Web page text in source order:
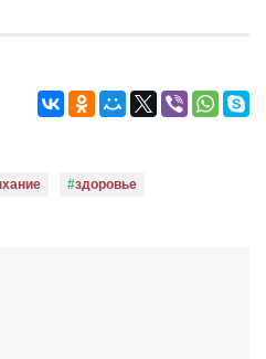
здоровье